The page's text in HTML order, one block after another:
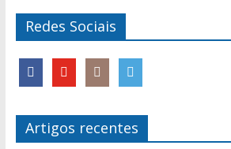
Redes Sociais
Artigos recentes